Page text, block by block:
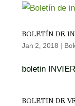
BOLETÍN DE
Jan 2, 2018 |
boletin
BOLETIN DE